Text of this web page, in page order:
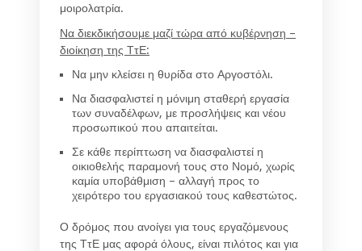
μοιρολατρία.
Να διεκδικήσουμε μαζί τώρα από κυβέρνηση –
διοίκηση της ΤτΕ:
Να μην κλείσει η θυρίδα στο Αργοστόλι.
Να διασφαλιστεί η μόνιμη σταθερή εργασία
των συναδέλφων, με προσλήψεις και νέου
προσωπικού που απαιτείται.
Σε κάθε περίπτωση να διασφαλιστεί η
οικιοθελής παραμονή τους στο Νομό, χωρίς
καμία υποβάθμιση – αλλαγή προς το
χειρότερο του εργασιακού τους καθεστώτος.
Ο δρόμος που ανοίγει για τους εργαζόμενους
της ΤτΕ μας αφορά όλους, είναι πιλότος και για